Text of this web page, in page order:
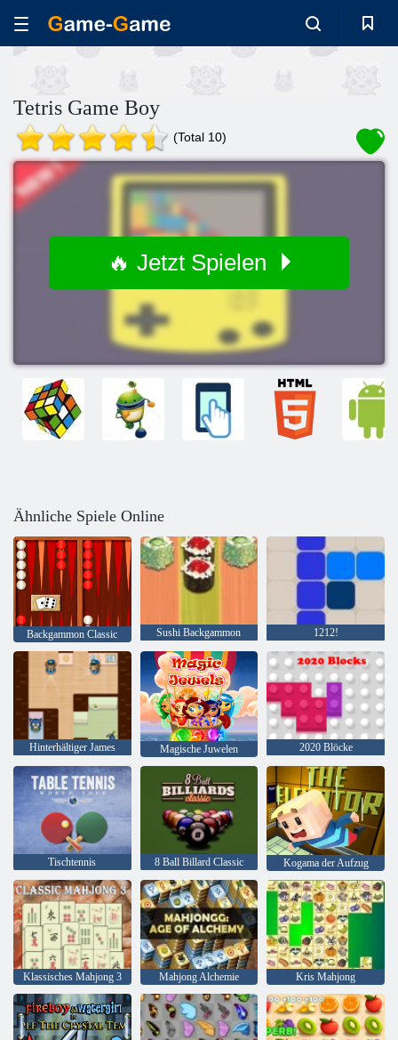
Tetris Game Boy
(Total 10)
🔥 Jetzt Spielen
Ähnliche Spiele Online
Backgammon Classic Sushi Backgammon 1212!
Hinterhältiger James Magische Juwelen 2020 Blöcke
Tischtennis 8 Ball Billard Classic Kogama der Aufzug
Klassisches Mahjong 3 Mahjong Alchemie Kris Mahjong